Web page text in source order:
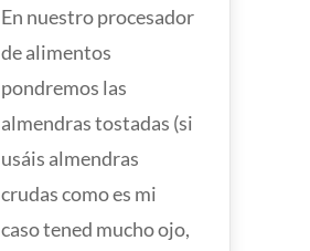
En nuestro procesador
de alimentos
pondremos las
almendras tostadas (si
usáis almendras
crudas como es mi
caso tened mucho ojo,